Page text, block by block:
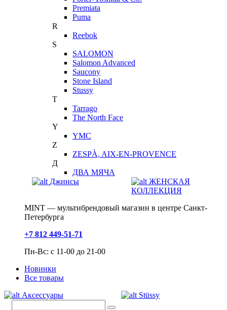
Premiata
Puma
R
Reebok
S
SALOMON
Salomon Advanced
Saucony
Stone Island
Stussy
T
Tarrago
The North Face
Y
YMC
Z
ZESPÀ, AIX-EN-PROVENCE
Д
ДВА МЯЧА
Джинсы
ЖЕНСКАЯ
КОЛЛЕКЦИЯ
MINT — мультибрендовый магазин в центре Санкт-
Петербурга
+7 812 449-51-71
Пн-Вс: с 11-00 до 21-00
Новинки
Все товары
Аксессуары
Stüssy